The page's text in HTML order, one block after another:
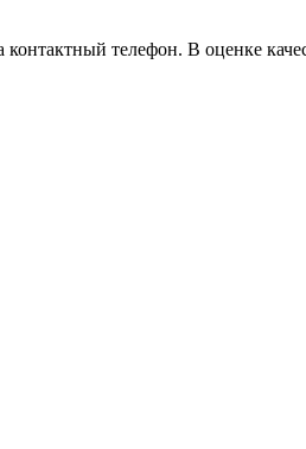
телефон. В оценке